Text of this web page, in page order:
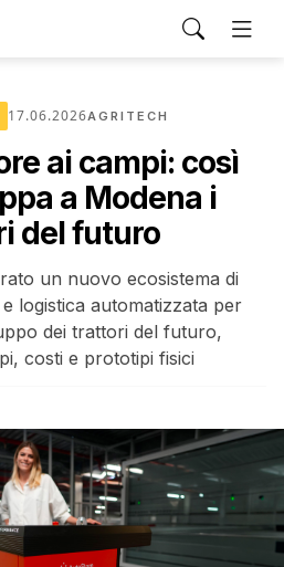
17.06.2026AGRITECH
ai campi: così
a Modena i
del futuro
un nuovo ecosistema di
logistica automatizzata per
dei trattori del futuro,
costi e prototipi fisici